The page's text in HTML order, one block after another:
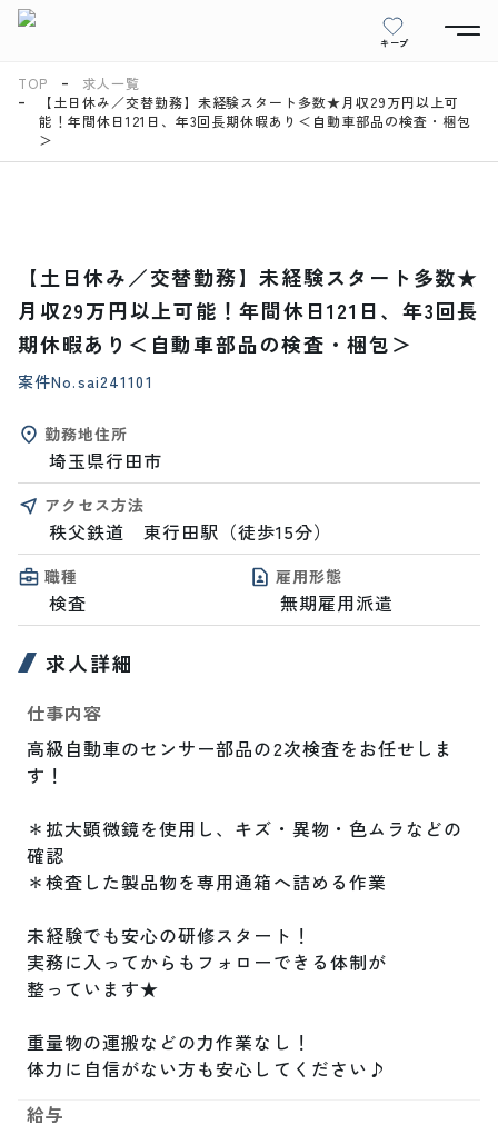
キープ
TOP
求人一覧
【土日休み／交替勤務】未経験スタート多数★月収29万円以上可
能！年間休日121日、年3回長期休暇あり＜自動車部品の検査・梱包
＞
【土日休み／交替勤務】未経験スタート多数★
月収29万円以上可能！年間休日121日、年3回長
期休暇あり＜自動車部品の検査・梱包＞
案件No.sai241101
勤務地住所
埼玉県行田市
アクセス方法
秩父鉄道　東行田駅（徒歩15分）
職種
検査
雇用形態
無期雇用派遣
求人詳細
仕事内容
高級自動車のセンサー部品の2次検査をお任せしま
す！
＊拡大顕微鏡を使用し、キズ・異物・色ムラなどの
確認
＊検査した製品物を専用通箱へ詰める作業
未経験でも安心の研修スタート！
実務に入ってからもフォローできる体制が
整っています★
重量物の運搬などの力作業なし！
体力に自信がない方も安心してください♪
給与